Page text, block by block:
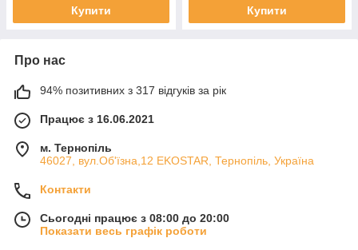
Купити Купити
Про нас
94% позитивних з 317 відгуків за рік
Працює з 16.06.2021
м. Тернопіль
46027, вул.Об'їзна,12 EKOSTAR, Тернопіль, Україна
Контакти
Сьогодні працює з 08:00 до 20:00
Показати весь графік роботи